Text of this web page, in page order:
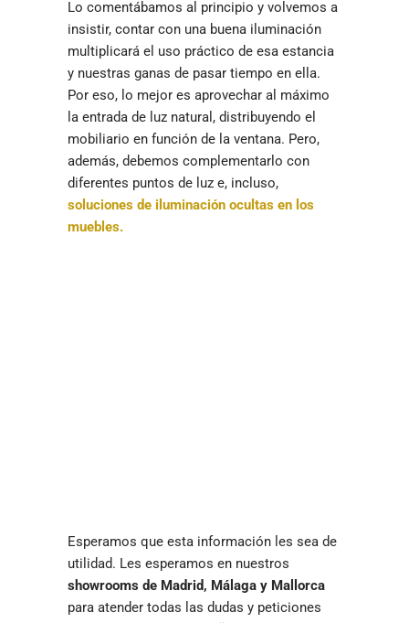
Lo comentábamos al principio y volvemos a
insistir, contar con una buena iluminación
multiplicará el uso práctico de esa estancia
y nuestras ganas de pasar tiempo en ella.
Por eso, lo mejor es aprovechar al máximo
la entrada de luz natural, distribuyendo el
mobiliario en función de la ventana. Pero,
además, debemos complementarlo con
diferentes puntos de luz e, incluso,
soluciones de iluminación ocultas en los
muebles.
Esperamos que esta información les sea de
utilidad. Les esperamos en nuestros
showrooms de Madrid, Málaga y Mallorca
para atender todas las dudas y peticiones